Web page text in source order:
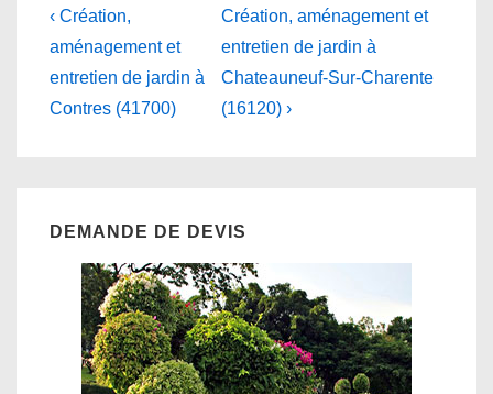
Navigation
de
l’article
Previous
Post
is
‹ Création,
aménagement et
entretien de jardin à
Contres (41700)
Next
Post
is
Création, aménagement et
entretien de jardin à
Chateauneuf-Sur-Charente
(16120) ›
DEMANDE DE DEVIS